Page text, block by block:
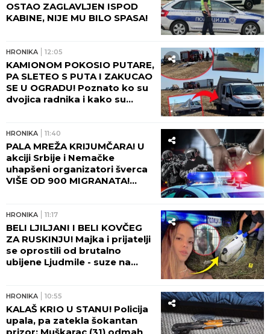
Zapomagala je na sav glas
HRONIKA 16:35
nezapamćenog zločina na
Novom Beogradu: Ceo soliter
u šoku!
HRONIKA 15:45
HRONIKA 14:06
Ovako se branio nakon
pogibije putara kod Šapca -
tužilaštvo odmah zatražilo
pritvor!
HRONIKA 13:45
Skupocenom vozilu razbijena
stakla u privatnoj garaži
luksuznog naselja!